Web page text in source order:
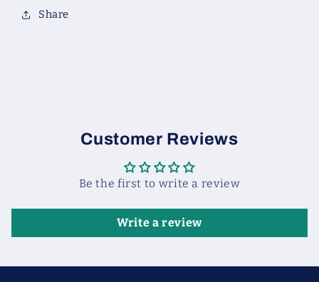
Share
Customer Reviews
Be the first to write a review
Write a review